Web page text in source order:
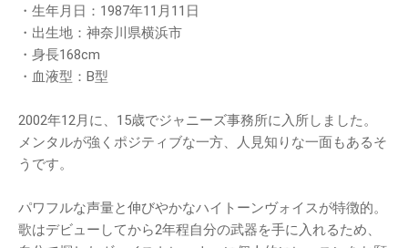
・生年月日：1987年11月11日
・出生地：神奈川県横浜市
・身長168cm
・血液型：B型
2002年12月に、15歳でジャニーズ事務所に入所しました。
メンタルが強くポジティブな一方、人見知りな一面もあるそ
うです。
パワフルな声量と伸びやかなハイトーンヴォイスが特徴的。
歌はデビューしてから2年程自分の武器を手に入れるため、